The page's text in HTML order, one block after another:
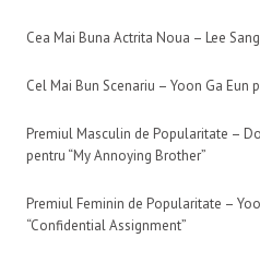
Cea Mai Buna Actrita Noua – Lee
Cel Mai Bun Scenariu – Yoon Ga Eun
Premiul Masculin de Popularitate –
pentru “My Annoying Brother”
Premiul Feminin de Popularitate –
“Confidential Assignment”